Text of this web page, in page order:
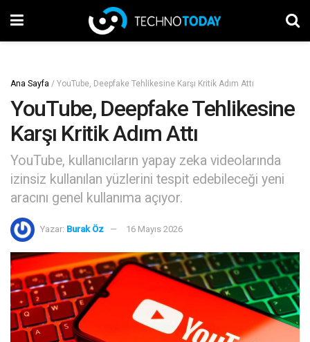
Ana Sayfa / YouTube, Deepfake Tehlikesine Karşı Kritik Adım Attı
YouTube, Deepfake Tehlikesine
Karşı Kritik Adım Attı
YouTube, kullanıcıların yapay zeka videolarında
izinsiz kullanılan yüzlerini tespit edebileceği yeni
aracını genel kullanıma açıyor.
Yazar: Burak Öz 16 Mayıs 2026